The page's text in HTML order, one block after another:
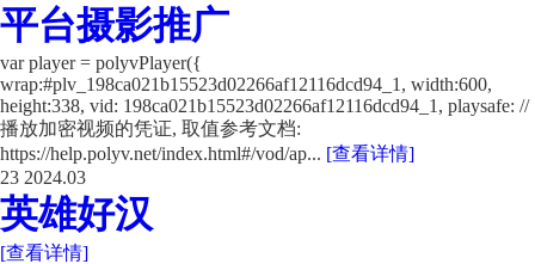
平台摄影推广
var player = polyvPlayer({
wrap:#plv_198ca021b15523d02266af12116dcd94_1, width:600,
height:338, vid: 198ca021b15523d02266af12116dcd94_1, playsafe: //
播放加密视频的凭证, 取值参考文档:
https://help.polyv.net/index.html#/vod/ap... [查看详情]
23 2024.03
英雄好汉
[查看详情]